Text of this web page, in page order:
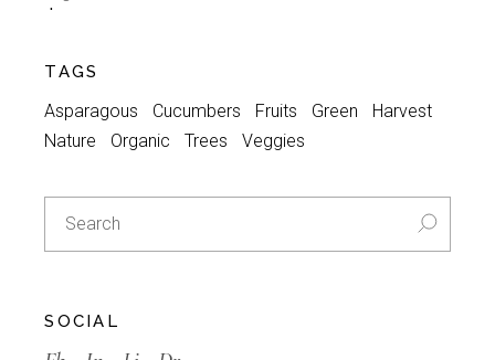
I
N
-30%
TAGS
Asparagous Cucumbers Fruits Green
Harvest
Nature
Organic Trees Veggies
Search
for:
SOCIAL